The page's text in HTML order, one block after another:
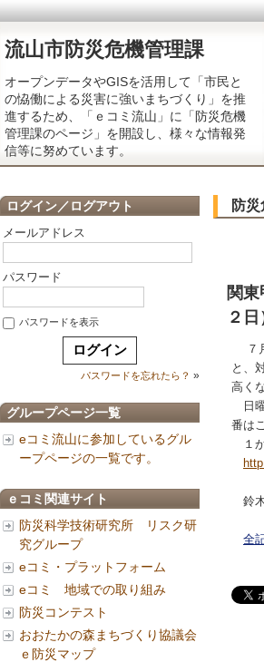
流山市防災危機管理課
オープンデータやGISを活用して「市民と
の恊働による災害に強いまちづくり」を推
進するため、「ｅコミ流山」に「防災危機
管理課のページ」を開設し、様々な情報発
信等に努めています。
ログイン／ログアウト
メールアドレス
パスワード
パスワードを表示
パスワードを忘れたら？ »
グループページ一覧
eコミ流山に参加しているグル
ープページの一覧です。
ｅコミ関連サイト
防災科学技術研究所 リスク研
究グループ
eコミ・プラットフォーム
eコミ 地域での取り組み
防災コンテスト
おおたかの森まちづくり協議会
ｅ防災マップ
防
関
２日
７
と、
高く
日
番は
１か
鈴木
全